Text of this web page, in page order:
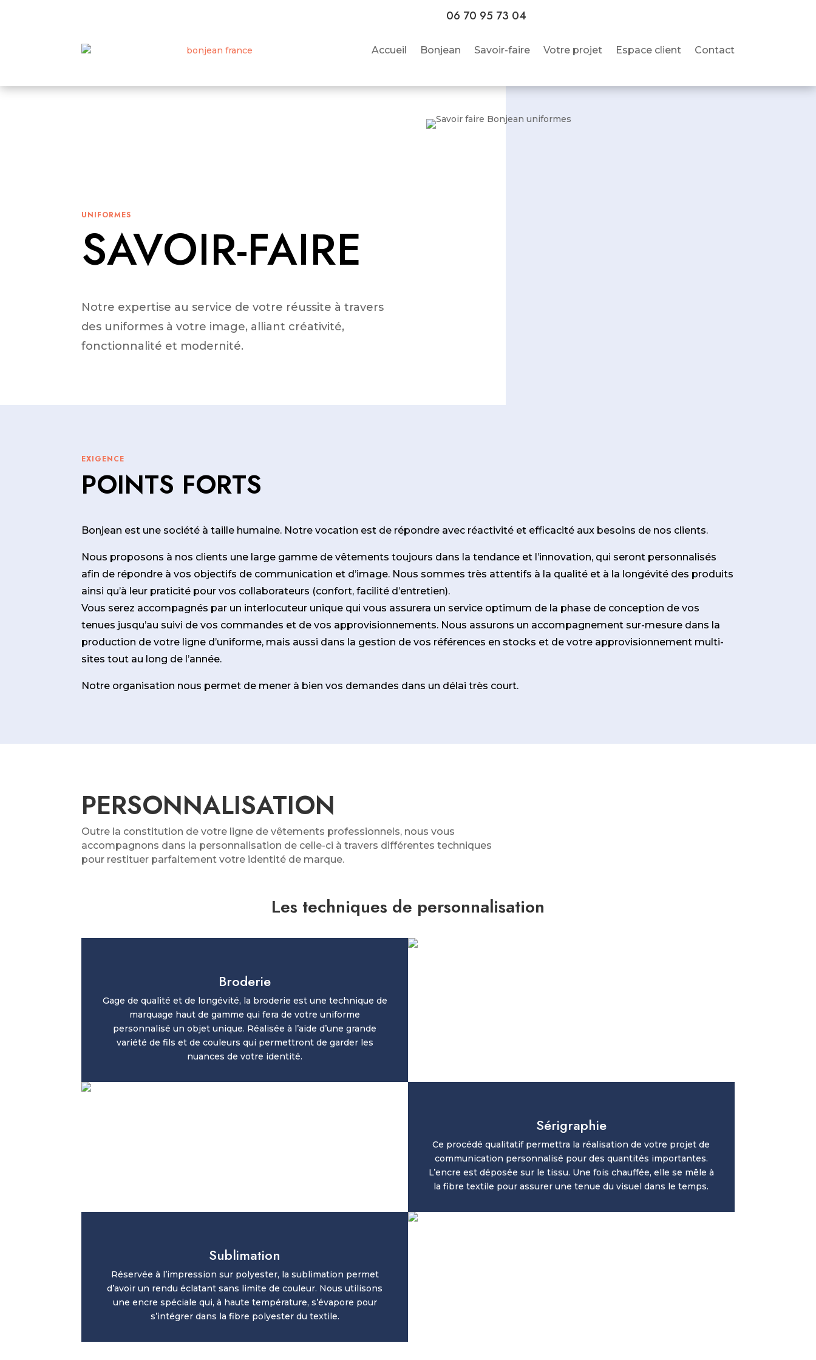
06 70 95 73 04
Accueil Bonjean Savoir-faire Votre projet Espace client Contact
UNIFORMES
SAVOIR-FAIRE
Notre expertise au service de votre réussite à travers
des uniformes à votre image, alliant créativité,
fonctionnalité et modernité.
EXIGENCE
POINTS FORTS
Bonjean est une société à taille humaine. Notre vocation est de répondre avec réactivité et efficacité aux besoins de nos clients.
Nous proposons à nos clients une large gamme de vêtements toujours dans la tendance et l’innovation, qui seront personnalisés
afin de répondre à vos objectifs de communication et d’image. Nous sommes très attentifs à la qualité et à la longévité des produits
ainsi qu’à leur praticité pour vos collaborateurs (confort, facilité d’entretien).
Vous serez accompagnés par un interlocuteur unique qui vous assurera un service optimum de la phase de conception de vos
tenues jusqu’au suivi de vos commandes et de vos approvisionnements. Nous assurons un accompagnement sur-mesure dans la
production de votre ligne d’uniforme, mais aussi dans la gestion de vos références en stocks et de votre approvisionnement multi-
sites tout au long de l’année.
Notre organisation nous permet de mener à bien vos demandes dans un délai très court.
PERSONNALISATION
Outre la constitution de votre ligne de vêtements professionnels, nous vous
accompagnons dans la personnalisation de celle-ci à travers différentes techniques
pour restituer parfaitement votre identité de marque.
Les techniques de personnalisation
Broderie
Gage de qualité et de longévité, la broderie est une technique de
marquage haut de gamme qui fera de votre uniforme
personnalisé un objet unique. Réalisée à l’aide d’une grande
variété de fils et de couleurs qui permettront de garder les
nuances de votre identité.
Sérigraphie
Ce procédé qualitatif permettra la réalisation de votre projet de
communication personnalisé pour des quantités importantes.
L’encre est déposée sur le tissu. Une fois chauffée, elle se mêle à
la fibre textile pour assurer une tenue du visuel dans le temps.
Sublimation
Réservée à l’impression sur polyester, la sublimation permet
d’avoir un rendu éclatant sans limite de couleur. Nous utilisons
une encre spéciale qui, à haute température, s’évapore pour
s’intégrer dans la fibre polyester du textile.